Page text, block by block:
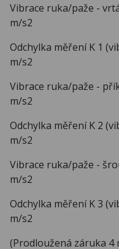
Vibrace ruka/
m/s2
Odchylka
m/s2
Vibrace ruka/paže -
m/s2
Odchylka
m/s2
Vibrace ruka/paže -
m/s2
Odchylka
m/s2
(Prodloužená záruka 4